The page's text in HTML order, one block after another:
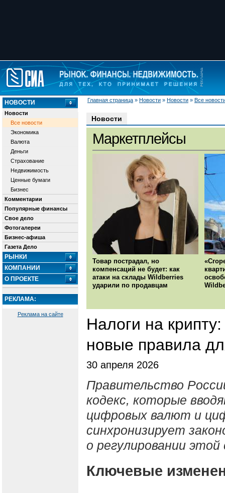
Главная страница » Новости » Новости » Все
НОВОСТИ
Новости
Все новости
Экономика
Валюта
Деньги
Страхование
Недвижимость
Ценные бумаги
Бизнес
Комментарии
Популярные финансы
Свое дело
Фотогалереи
Бизнес-афиша
Газета Дело
РЫНКИ
КОМПАНИИ
О ПРОЕКТЕ
РЕКЛАМА:
Реклама на сайте
Новости
Маркетплейсы
Товар пострадал, но
компенсаций не будет: как
атаки на склады Wildberries
ударили по продавцам
Налоги на
новые правила
30 апреля 2026
Правительство
кодекс, которые
цифровых валют и
синхронизирует
о регулировании
Ключевые